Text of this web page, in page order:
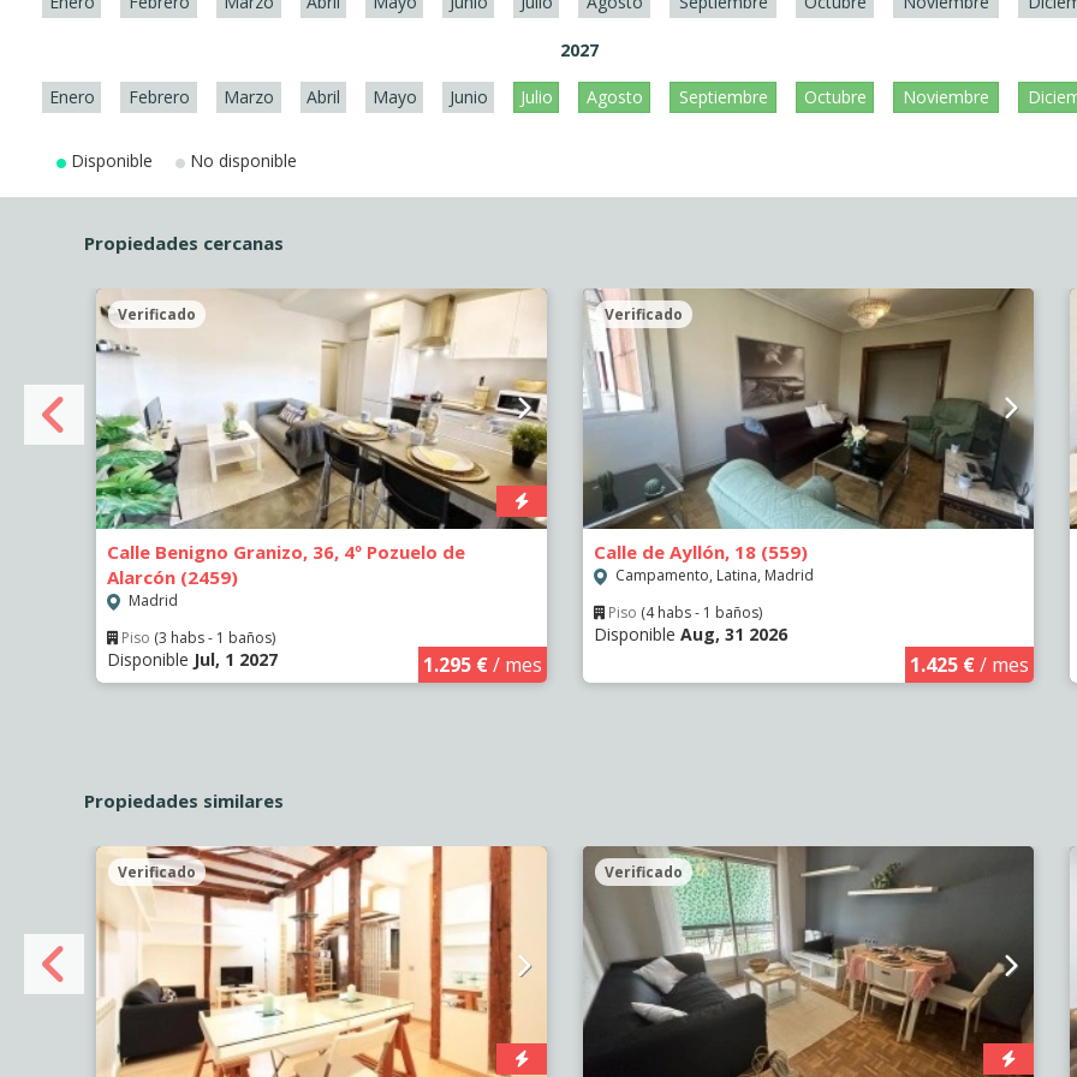
2027
Enero Febrero Marzo Abril Mayo Junio Julio Agosto Septiembre Octubre Noviembre
Disponible No disponible
Propiedades cercanas
Verificado
Calle Benigno Granizo, 36, 4º Pozuelo de
Alarcón (2459)
Madrid
Piso (3 habs - 1 baños)
Disponible Jul, 1 2027 1.295 €/ mes
Verificado
Calle de Ayllón, 18 (559)
Campamento, Latina, Madrid
Piso (4 habs - 1 baños)
Disponible Aug, 31 2026
1.425 €/ mes
Propiedades similares
Verificado Verificado